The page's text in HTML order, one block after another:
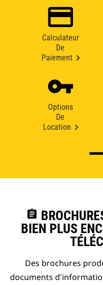
Calculateur
De
Paiement
Options
De
Location
assignment
BIEN PLUS
Des brochures
documents